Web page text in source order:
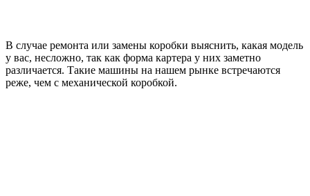
В случае ремонта или замены коробки выяснить, какая модель
у вас, несложно, так как форма картера у них заметно
различается. Такие машины на нашем рынке встречаются
реже, чем с механической коробкой.